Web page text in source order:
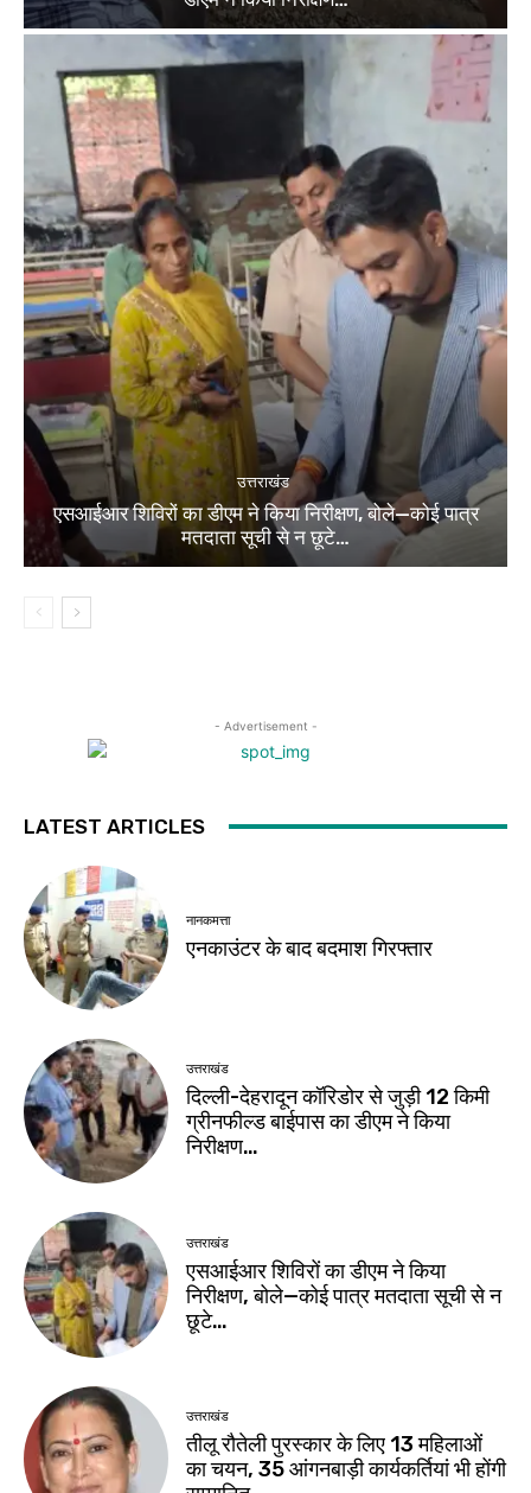
उत्तराखंड
एसआईआर शिविरों का डीएम ने किया निरीक्षण, बोले—कोई पात्र
मतदाता सूची से न छूटे…
- Advertisement -
LATEST ARTICLES
नानकमत्ता
एनकाउंटर के बाद बदमाश गिरफ्तार
उत्तराखंड
दिल्ली-देहरादून कॉरिडोर से जुड़ी 12 किमी
ग्रीनफील्ड बाईपास का डीएम ने किया
निरीक्षण…
उत्तराखंड
एसआईआर शिविरों का डीएम ने किया
निरीक्षण, बोले—कोई पात्र मतदाता सूची से न
छूटे…
उत्तराखंड
तीलू रौतेली पुरस्कार के लिए 13 महिलाओं
का चयन, 35 आंगनबाड़ी कार्यकर्तियां भी होंगी